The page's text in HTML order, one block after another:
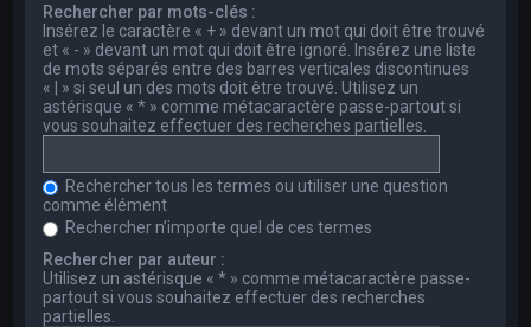
Rechercher par mots-clés :
Insérez le caractère « + » devant un mot qui doit être trouvé
et « - » devant un mot qui doit être ignoré. Insérez une liste
de mots séparés entre des barres verticales discontinues
« | » si seul un des mots doit être trouvé. Utilisez un
astérisque « * » comme métacaractère passe-partout si
vous souhaitez effectuer des recherches partielles.
Rechercher tous les termes ou utiliser une question
comme élément
Rechercher n’importe quel de ces termes
Rechercher par auteur :
Utilisez un astérisque « * » comme métacaractère passe-
partout si vous souhaitez effectuer des recherches
partielles.